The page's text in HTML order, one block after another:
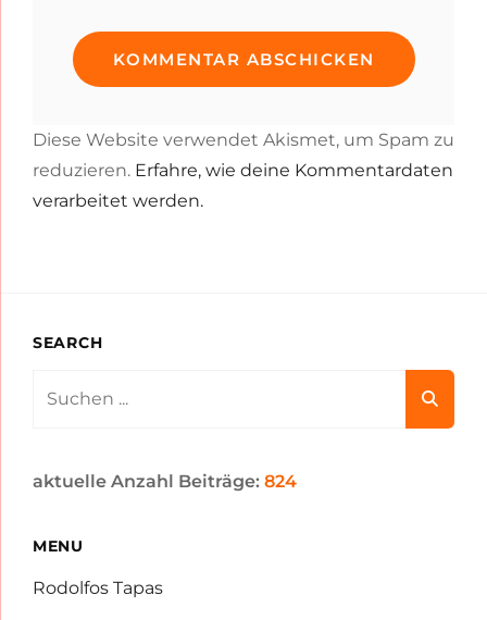
Diese Website verwendet Akismet, um Spam zu
reduzieren. Erfahre, wie deine Kommentardaten
verarbeitet werden.
SEARCH
aktuelle Anzahl Beiträge: 824
MENU
Rodolfos Tapas